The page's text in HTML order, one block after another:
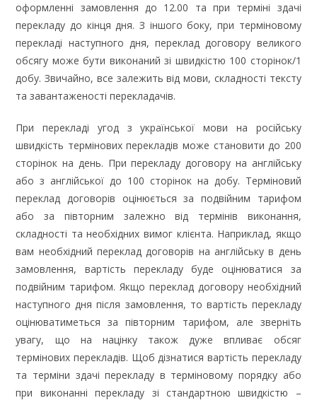
оформленні замовлення до 12.00 та при терміні здачі
перекладу до кінця дня. З іншого боку, при терміновому
перекладі наступного дня, переклад договору великого
обсягу може бути виконаний зі швидкістю 100 сторінок/1
добу. Звичайно, все залежить від мови, складності тексту
та завантаженості перекладачів.
При перекладі угод з української мови на російську
швидкість термінових перекладів може становити до 200
сторінок на день. При перекладу договору на англійську
або з англійської до 100 сторінок на добу. Терміновий
переклад договорів оцінюється за подвійним тарифом
або за півторним залежно від термінів виконання,
складності та необхідних вимог клієнта. Наприклад, якщо
вам необхідний переклад договорів на англійську в день
замовлення, вартість перекладу буде оцінюватися за
подвійним тарифом. Якщо переклад договору необхідний
наступного дня після замовлення, то вартість перекладу
оцінюватиметься за півторним тарифом, але зверніть
увагу, що на націнку також дуже впливає обсяг
термінових перекладів. Щоб дізнатися вартість перекладу
та терміни здачі перекладу в терміновому порядку або
при виконанні перекладу зі стандартною швидкістю –